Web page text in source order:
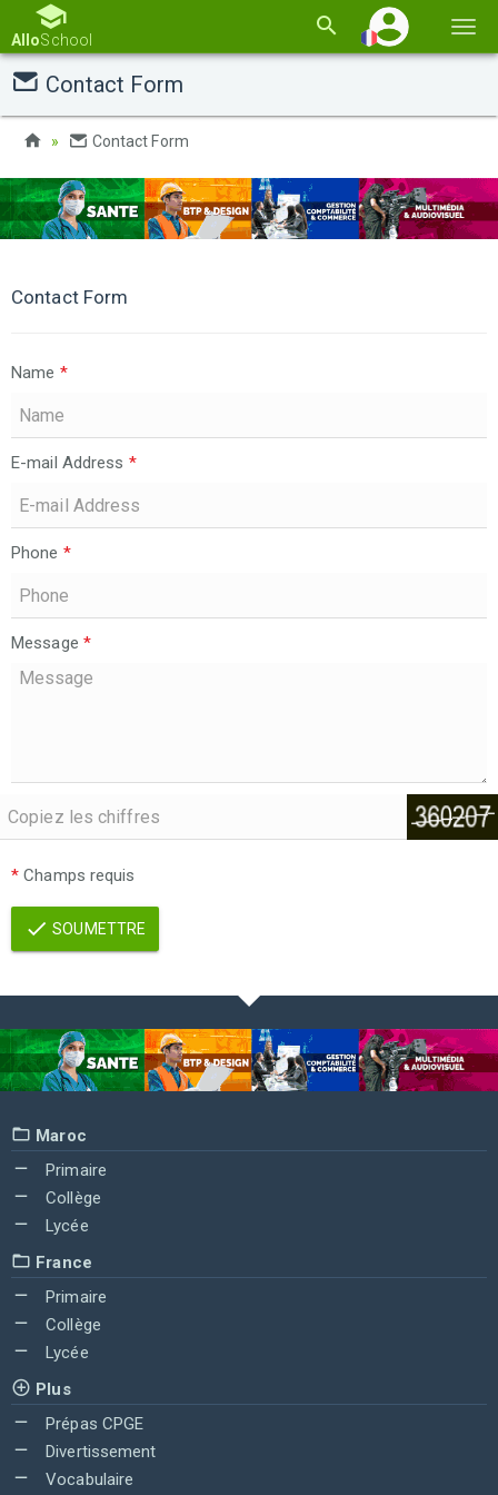
la
AlloSchool
Contact Form
Contact Form
Contact Form
Name *
E-mail Address *
Phone *
Message *
* Champs requis
SOUMETTRE
Maroc
Primaire
Collège
Lycée
France
Primaire
Collège
Lycée
Plus
Prépas CPGE
Divertissement
Vocabulaire